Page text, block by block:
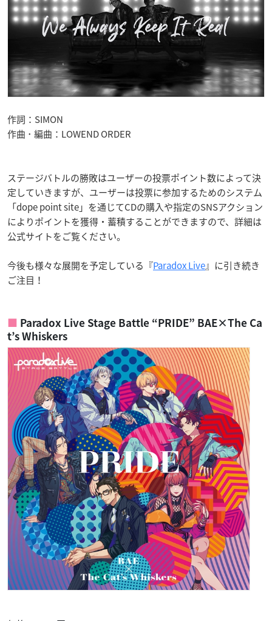
作詞：SIMON
作曲 ･ 編曲：LOWEND ORDER
ステージバトルの勝敗はユーザーの投票ポイント数によって決
定していきますが、ユーザーは投票に参加するためのシステム
「dope point site」を通じてCDの購入や指定のSNSアクション
によりポイントを獲得・蓄積することができますので、詳細は
公式サイトをご覧ください。
今後も様々な展開を予定している『Paradox Live』に引き続き
ご注目！
Paradox Live Stage Battle “PRIDE” BAE×The Ca
t’s Whiskers